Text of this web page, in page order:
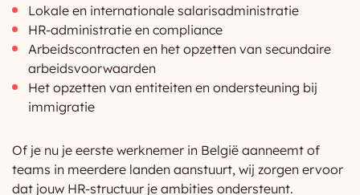
Lokale en internationale salarisadministratie
HR-administratie en compliance
Arbeidscontracten en het opzetten van secundaire
arbeidsvoorwaarden
Het opzetten van entiteiten en ondersteuning bij
immigratie
Of je nu je eerste werknemer in België aanneemt of
teams in meerdere landen aanstuurt, wij zorgen ervoor
dat jouw HR-structuur je ambities ondersteunt.